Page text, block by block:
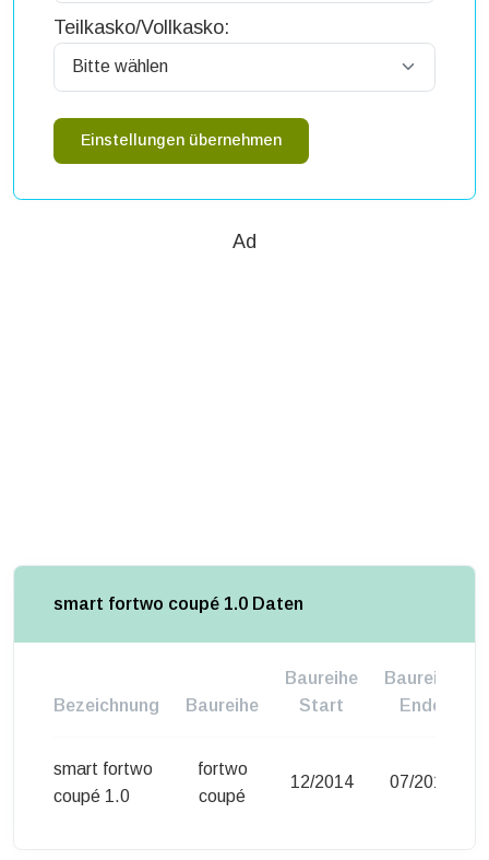
Teilkasko/Vollkasko:
Einstellungen übernehmen
Ad
smart fortwo coupé 1.0 Daten
Bezeichnung Baureihe
Baureihe
Start
Baureihe
Ende
smart fortwo
coupé 1.0
fortwo
coupé
12/2014 07/2017